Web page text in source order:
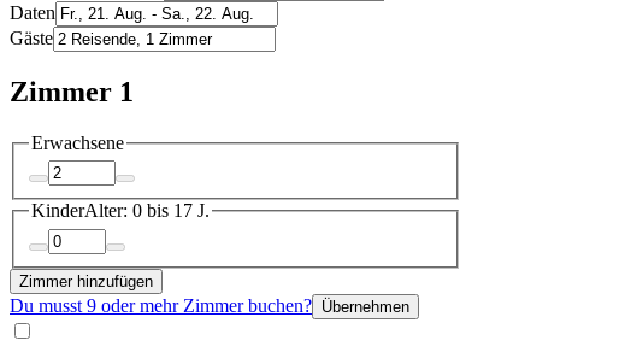
Daten
Gäste
Zimmer 1
Erwachsene
KinderAlter: 0 bis 17 J.
Zimmer hinzufügen
Du musst 9 oder mehr Zimmer buchen? Übernehmen